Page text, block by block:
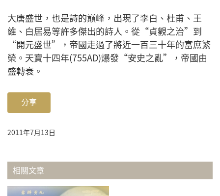
大唐盛世，也是詩的巔峰，出現了李白、杜甫、王
維、白居易等許多傑出的詩人。從“貞觀之治”到
“開元盛世”，帝國走過了將近一百三十年的富庶繁
榮。天寶十四年(755AD)爆發“安史之亂”，帝國由
盛轉衰。
分享
2011年7月13日
相關文章